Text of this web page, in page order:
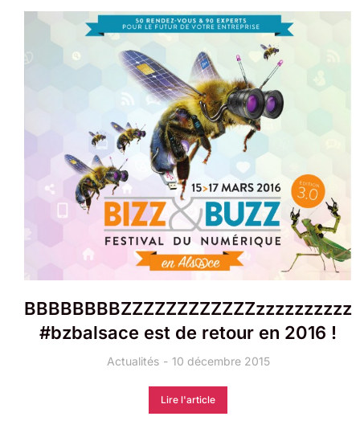
BBBBBBBBZZZZZZZZZZZZzzzzzzzzzz
#bzbalsace est de retour en 2016 !
Actualités 10 décembre 2015
Lire l'article